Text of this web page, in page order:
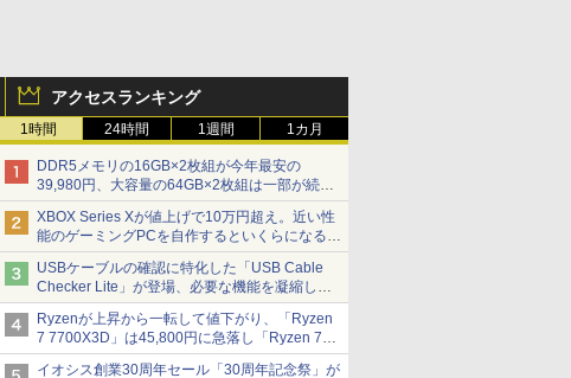
アクセスランキング
1時間 24時間 1週間 1カ月
DDR5メモリの16GB×2枚組が今年最安の
39,980円、大容量の64GB×2枚組は一部が続騰
[8月前半のメモリ価格]
XBOX Series Xが値上げで10万円超え。近い性
能のゲーミングPCを自作するといくらになる？
【石田賀津男の『酒の肴にPCゲーム』】
USBケーブルの確認に特化した「USB Cable
Checker Lite」が登場、必要な機能を凝縮しコ
ンパクトに 7日発売
Ryzenが上昇から一転して値下がり、「Ryzen
7 7700X3D」は45,800円に急落し「Ryzen 7
7800X3D」との価格逆転解消 [8月前半のCPU
イオシス創業30周年セール「30周年記念祭」が